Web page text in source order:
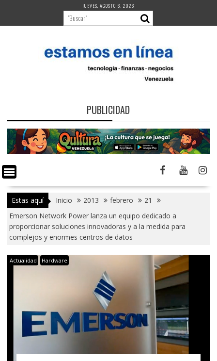
contenido
JUEVES, AGOSTO 6, 2026
PUBLICIDAD
Estas aquí Inicio 2013 febrero
21
Emerson Network Power lanza un equipo dedicado a
proporcionar soluciones innovadoras y a la medida para
complejos y enormes centros de datos
Actualidad Hardware